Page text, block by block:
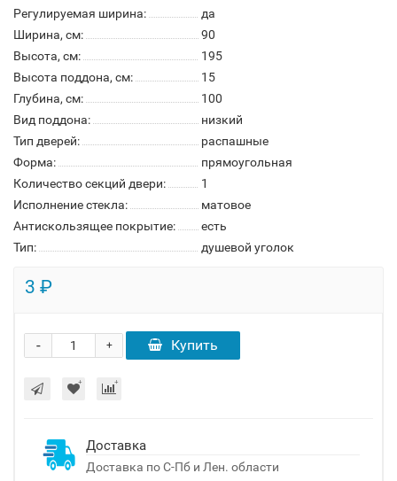
Регулируемая ширина:
да
Ширина, см:
90
Высота, см:
195
Высота поддона, см:
15
Глубина, см:
100
Вид поддона:
низкий
Тип дверей:
распашные
Форма:
прямоугольная
Количество секций двери:
1
Исполнение стекла:
матовое
Антискользящее покрытие:
есть
Тип:
душевой уголок
3 ₽
+
- Купить
Доставка
Доставка по С-Пб и Лен. области